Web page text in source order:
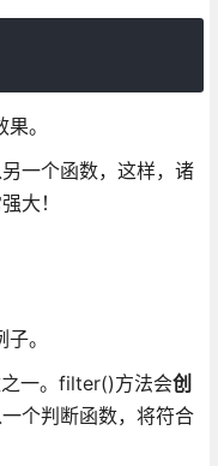
。
一个函数，这样，诸
大！
。
一。filter()方法会创
个判断函数，将符合